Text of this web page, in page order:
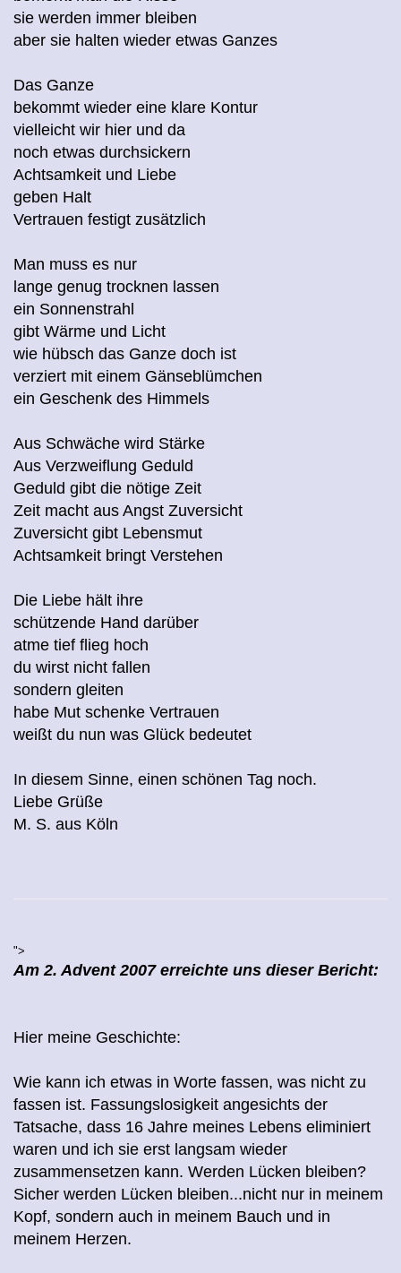
sie werden immer bleiben
aber sie halten wieder etwas Ganzes
Das Ganze
bekommt wieder eine klare Kontur
vielleicht wir hier und da
noch etwas durchsickern
Achtsamkeit und Liebe
geben Halt
Vertrauen festigt zusätzlich
Man muss es nur
lange genug trocknen lassen
ein Sonnenstrahl
gibt Wärme und Licht
wie hübsch das Ganze doch ist
verziert mit einem Gänseblümchen
ein Geschenk des Himmels
Aus Schwäche wird Stärke
Aus Verzweiflung Geduld
Geduld gibt die nötige Zeit
Zeit macht aus Angst Zuversicht
Zuversicht gibt Lebensmut
Achtsamkeit bringt Verstehen
Die Liebe hält ihre
schützende Hand darüber
atme tief flieg hoch
du wirst nicht fallen
sondern gleiten
habe Mut schenke Vertrauen
weißt du nun was Glück bedeutet
In diesem Sinne, einen schönen Tag noch.
Liebe Grüße
M. S. aus Köln
">
Am 2. Advent 2007 erreichte uns dieser Bericht:
Hier meine Geschichte:
Wie kann ich etwas in Worte fassen, was nicht zu
fassen ist. Fassungslosigkeit angesichts der
Tatsache, dass 16 Jahre meines Lebens eliminiert
waren und ich sie erst langsam wieder
zusammensetzen kann. Werden Lücken bleiben?
Sicher werden Lücken bleiben...nicht nur in meinem
Kopf, sondern auch in meinem Bauch und in
meinem Herzen.